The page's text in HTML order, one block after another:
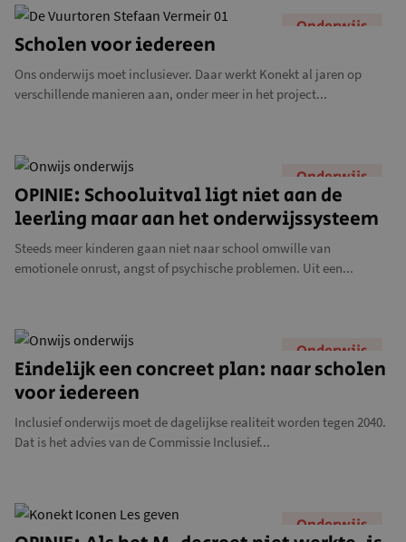
Onderwijs
Scholen voor iedereen
Ons onderwijs moet inclusiever. Daar werkt Konekt al jaren op
verschillende manieren aan, onder meer in het project...
Onderwijs
OPINIE: Schooluitval ligt niet aan de
leerling maar aan het onderwijssysteem
Steeds meer kinderen gaan niet naar school omwille van
emotionele onrust, angst of psychische problemen. Uit een...
Onderwijs
Eindelijk een concreet plan: naar scholen
voor iedereen
Inclusief onderwijs moet de dagelijkse realiteit worden tegen 2040.
Dat is het advies van de Commissie Inclusief...
Onderwijs